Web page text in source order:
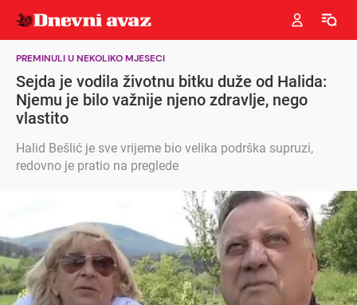
PREMINULI U NEKOLIKO MJESECI
Sejda je vodila životnu bitku duže od Halida:
Njemu je bilo važnije njeno zdravlje, nego
vlastito
Halid Bešlić je sve vrijeme bio velika podrška supruzi,
redovno je pratio na preglede